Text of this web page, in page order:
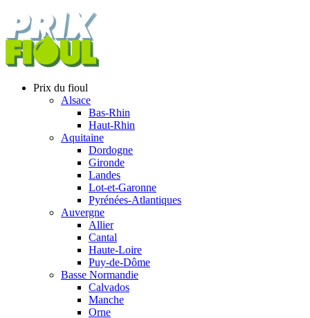
Prix du fioul
Alsace
Bas-Rhin
Haut-Rhin
Aquitaine
Dordogne
Gironde
Landes
Lot-et-Garonne
Pyrénées-Atlantiques
Auvergne
Allier
Cantal
Haute-Loire
Puy-de-Dôme
Basse Normandie
Calvados
Manche
Orne